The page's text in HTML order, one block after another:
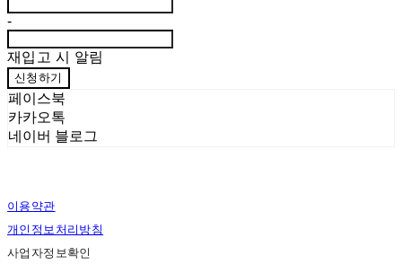
-
재입고 시 알림
신청하기
페이스북
카카오톡
네이버 블로그
이용약관
개인정보처리방침
사업자정보확인